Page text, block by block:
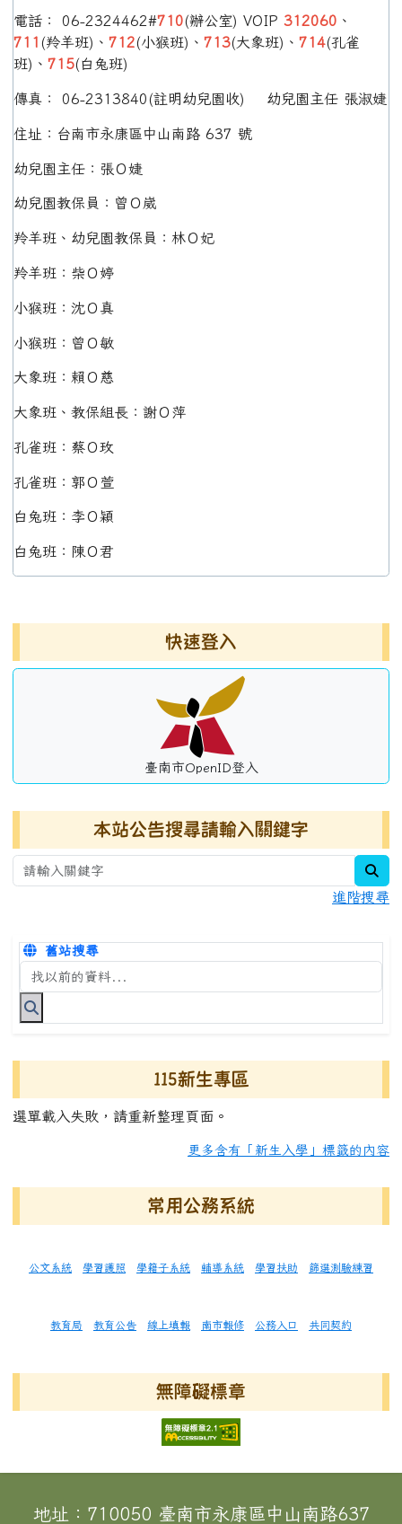
電話： 06-2324462#710(辦公室) VOIP 312060 、
711 (羚羊班)、 712(小猴班)、 713(大象班)、 714(孔雀
班)、 715(白兔班)
傳真： 06-2313840(註明幼兒園收) 幼兒園主任 張淑婕
住址：台南市永康區中山南路 637 號
幼兒園主任：張Ｏ婕
幼兒園教保員：曾Ｏ崴
羚羊班、幼兒園教保員：林Ｏ妃
羚羊班：柴Ｏ婷
小猴班：沈Ｏ真
小猴班：曾Ｏ敏
大象班：賴Ｏ慈
大象班、教保組長：謝Ｏ萍
孔雀班：蔡Ｏ玫
孔雀班：郭Ｏ萱
白兔班：李Ｏ穎
白兔班：陳Ｏ君
快速登入
臺南市OpenID登入
本站公告搜尋請輸入關鍵字
進階搜尋
舊站搜尋
搜尋台南市永康國小全球資訊網關鍵字
115新生專區
選單載入失敗，請重新整理頁面。
更多含有「新生入學」標籤的內容
常用公務系統
公文系統 學習護照 學籍子系統 輔導系統 學習扶助 篩選測驗練習
教育局 教育公告 線上填報 南市報修 公務入口 共同契約
無障礙標章
頁尾區域內容
地址：710050 臺南市永康區中山南路637